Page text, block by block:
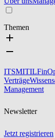
Themen
ITSMITIL
Verträge
Management
Newsletter
Jetzt registrieren